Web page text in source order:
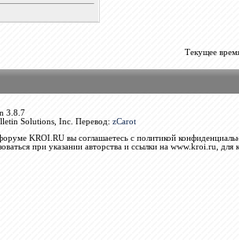
Текущее
3.8.7
Solutions, Inc. Перевод: zCarot
KROI.RU вы соглашаетесь с политикой
при указании авторства и ссылки на www.kroi.ru, для